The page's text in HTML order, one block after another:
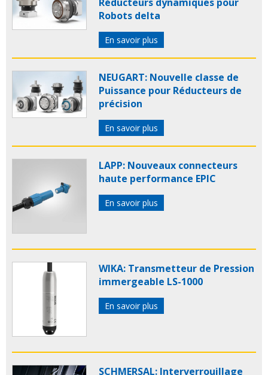
Robots delta
En savoir plus
NEUGART: Nouvelle classe de
Puissance pour Réducteurs de
précision
En savoir plus
LAPP: Nouveaux connecteurs
haute performance EPIC
En savoir plus
WIKA: Transmetteur de Pression
immergeable LS-1000
En savoir plus
SCHMERSAL: Interverrouillage